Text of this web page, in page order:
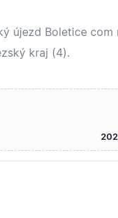
újezd Boletice com
kraj (4).